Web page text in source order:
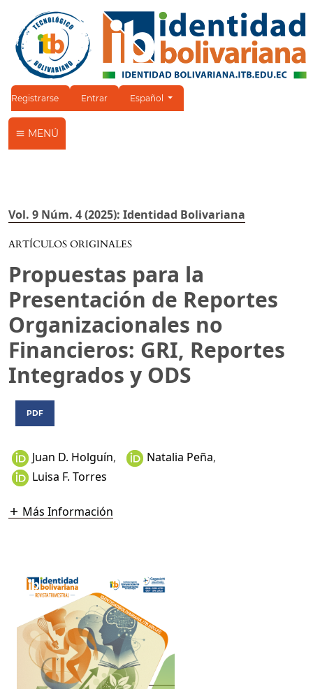
Registrarse Entrar Cambiar el idioma. El idioma actual es:
Español
MENÚ
Vol. 9 Núm. 4 (2025): Identidad Bolivariana
ARTÍCULOS ORIGINALES
Propuestas para la
Presentación de Reportes
Organizacionales no
Financieros: GRI, Reportes
Integrados y ODS
PDF
Juan D. Holguín, Natalia Peña,
Luisa F. Torres
Más Información